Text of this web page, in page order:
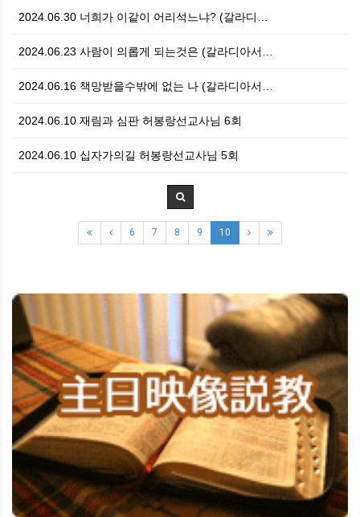
2024.06.30 너희가 이같이 어리석느냐? (갈라디…
2024.06.23 사람이 의롭게 되는것은 (갈라디아서…
2024.06.16 책망받을수밖에 없는 나 (갈라디아서…
2024.06.10 재림과 심판 허봉랑선교사님 6회
2024.06.10 십자가의길 허봉랑선교사님 5회
6 7 8 9 10